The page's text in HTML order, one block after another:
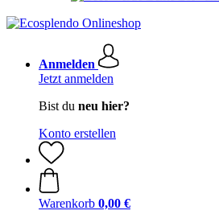
Anmelden
Jetzt anmelden
Bist du neu hier?
Konto erstellen
Warenkorb 0,00 €